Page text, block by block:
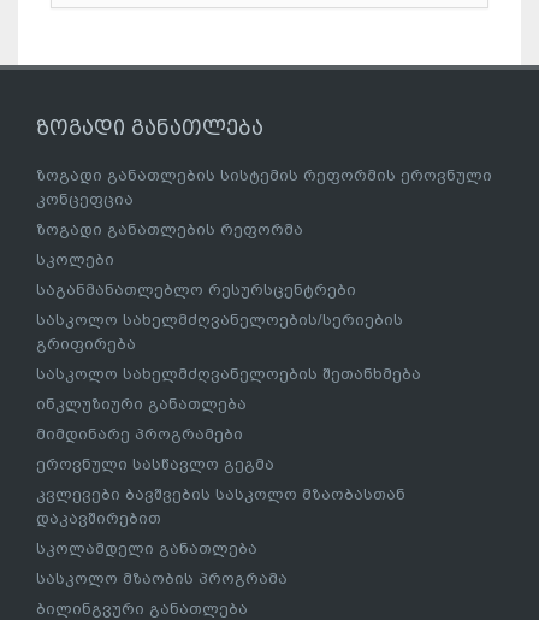
ზოგადი განათლება
ზოგადი განათლების სისტემის რეფორმის ეროვნული
კონცეფცია
ზოგადი განათლების რეფორმა
სკოლები
საგანმანათლებლო რესურსცენტრები
სასკოლო სახელმძღვანელოების/სერიების
გრიფირება
სასკოლო სახელმძღვანელოების შეთანხმება
ინკლუზიური განათლება
მიმდინარე პროგრამები
ეროვნული სასწავლო გეგმა
კვლევები ბავშვების სასკოლო მზაობასთან
დაკავშირებით
სკოლამდელი განათლება
სასკოლო მზაობის პროგრამა
ბილინგვური განათლება